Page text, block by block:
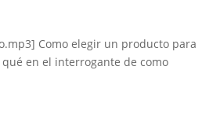
Como elegir un producto para
en el interrogante de como